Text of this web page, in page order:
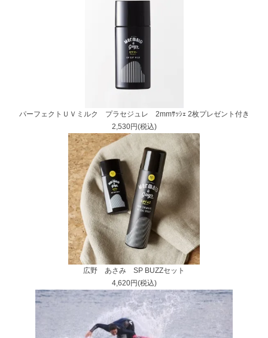
パーフェクトＵＶミルク プラセジュレ 2mmｻｯｼｪ 2枚プレゼント付き
2,530円(税込)
広野 あさみ SP BUZZセット
4,620円(税込)